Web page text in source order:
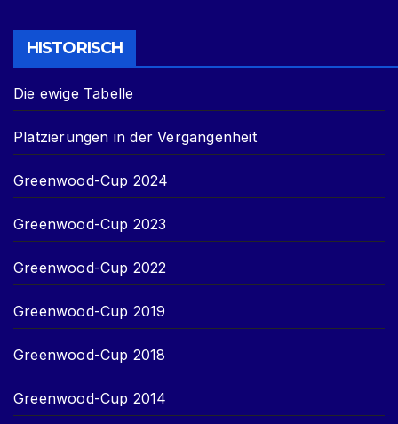
HISTORISCH
Die ewige Tabelle
Platzierungen in der Vergangenheit
Greenwood-Cup 2024
Greenwood-Cup 2023
Greenwood-Cup 2022
Greenwood-Cup 2019
Greenwood-Cup 2018
Greenwood-Cup 2014